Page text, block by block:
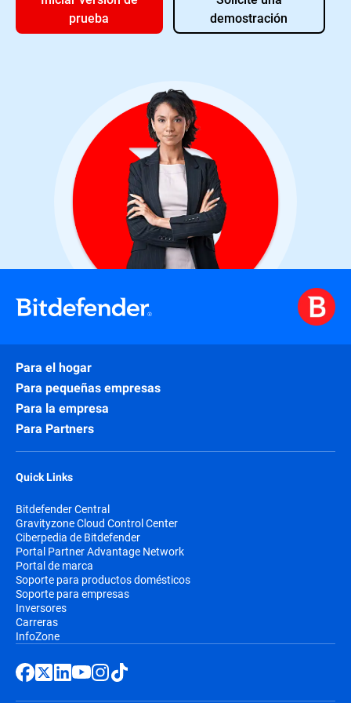
prueba
demostración
Para el hogar
Para pequeñas empresas
Para la empresa
Para Partners
Quick Links
Bitdefender Central
Gravityzone Cloud Control Center
Ciberpedia de Bitdefender
Portal Partner Advantage Network
Portal de marca
Soporte para productos domésticos
Soporte para empresas
Inversores
Carreras
InfoZone